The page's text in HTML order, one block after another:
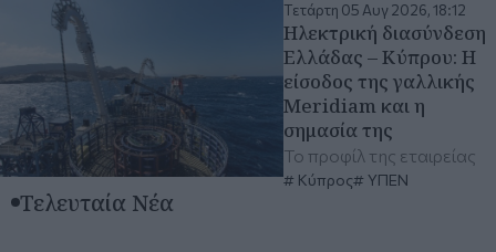
Τετάρτη 05 Αυγ 2026, 18:12
Ηλεκτρική διασύνδεση
Ελλάδας – Κύπρου: Η
είσοδος της γαλλικής
Meridiam και η
σημασία της
Το προφίλ της εταιρείας
Κύπρος ΥΠΕΝ
Τελευταία Νέα